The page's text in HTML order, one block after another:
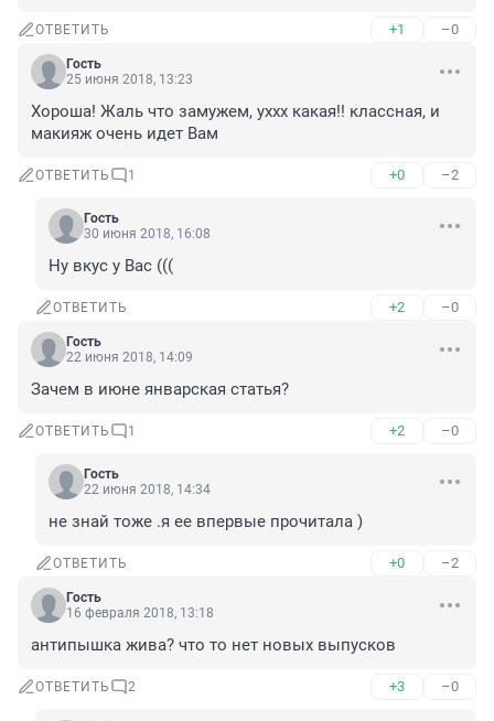
ОТВЕТИТЬ +1 –0
Гость
25 июня 2018, 13:23
Хороша! Жаль что замужем, уххх какая!! классная, и
макияж очень идет Вам
ОТВЕТИТЬ 1 +0 –2
Гость
30 июня 2018, 16:08
Ну вкус у Вас (((
ОТВЕТИТЬ +2 –0
Гость
22 июня 2018, 14:09
Зачем в июне январская статья?
ОТВЕТИТЬ 1 +2 –0
Гость
22 июня 2018, 14:34
не знай тоже .я ее впервые прочитала )
ОТВЕТИТЬ +0 –2
Гость
16 февраля 2018, 13:18
антипышка жива? что то нет новых выпусков
ОТВЕТИТЬ 2 +3 –0